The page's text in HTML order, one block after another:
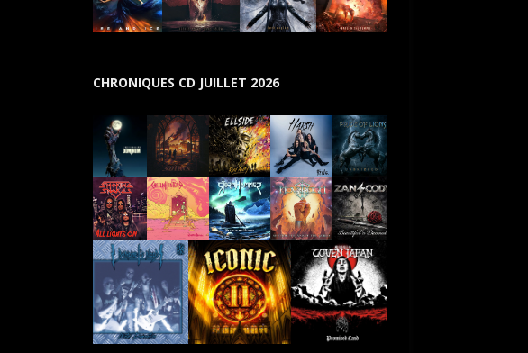
CHRONIQUES CD JUILLET 2026